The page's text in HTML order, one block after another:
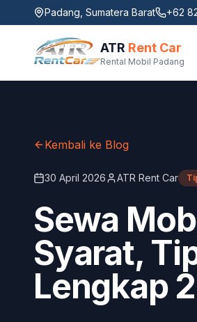
Padang, Sumatera Barat +62
ATR Rent Car
Rental Mobil Padang
Kembali ke Blog
30 April 2026 ATR Rent Car
Sewa
Syarat,
Lengkap